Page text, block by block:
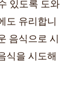
있도록 도와
도 유리합니
음식으로 시
식을 시도해